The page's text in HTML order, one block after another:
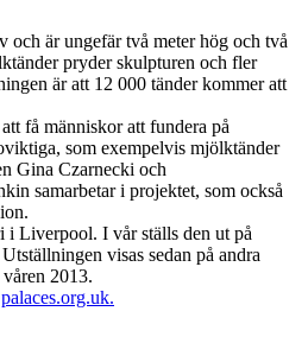
och är ungefär två meter hög och två
pryder skulpturen och fler
är att 12 000 tänder kommer att
få människor att fundera på
som exempelvis mjölktänder
Gina Czarnecki och
samarbetar i projektet, som också
i Liverpool. I vår ställs den ut på
visas sedan på andra
2013.
palaces.org.uk.